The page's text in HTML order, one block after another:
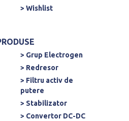
> Wishlist
> Grup Electrogen
> Redresor
> Filtru activ de
putere
> Stabilizator
> Convertor DC-DC